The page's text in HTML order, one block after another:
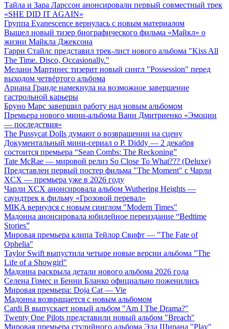
Тайла и Зара Ларссон анонсировали первый совместный трек
«SHE DID IT AGAIN»
Группа Evanescence вернулась с новым материалом
Вышел новый тизер биографического фильма «Майкл» о
жизни Майкла Джексона
Гарри Стайлс представил трек-лист нового альбома "Kiss All
The Time. Disco, Occasionally."
Мелани Мартинес тизерит новый сингл "Possession" перед
выходом четвёртого альбома
Ариана Гранде намекнула на возможное завершение
гастрольной карьеры
Бруно Марс завершил работу над новым альбомом
Премьера нового мини-альбома Вани Дмитриенко «Эмоции
— последствия»
The Pussycat Dolls думают о возвращении на сцену
Документальный мини-сериал о P. Diddy — 2 декабря
состоится премьера “Sean Combs: The Reckoning”
Tate McRae — мировой релиз So Close To What??? (Deluxe)
Представлен первый постер фильма "The Moment" с Чарли
XCX — премьера уже в 2026 году
Чарли XCX анонсировала альбом Wuthering Heights —
саундтрек к фильму «Грозовой перевал»
MIKA вернулся с новым синглом "Modern Times"
Мадонна анонсировала юбилейное переиздание “Bedtime
Stories”
Мировая премьера клипа Тейлор Свифт — "The Fate of
Ophelia"
Taylor Swift выпустила четыре новые версии альбома "The
Life of a Showgirl"
Мадонна раскрыла детали нового альбома 2026 года
Селена Гомес и Бенни Бланко официально поженились
Мировая премьера: Doja Cat — Vie
Мадонна возвращается с новым альбомом
Cardi B выпускает новый альбом "Am I The Drama?"
Twenty One Pilots представили новый альбом "Breach"
Мировая премьера студийного альбома Эда Ширана "Play"